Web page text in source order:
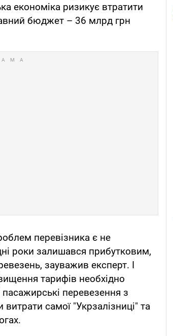
економіка ризикує втратити
бюджет – 36 млрд грн
перевізника є не
роки залишався прибутковим,
зауважив експерт. І
тарифів необхідно
перевезення з
самої "Укрзалізниці" та